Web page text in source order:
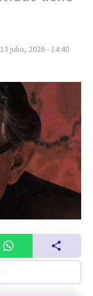
13 julio, 2026 - 14:40